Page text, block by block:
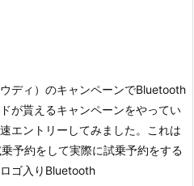
ディ）のキャンペーンでBluetooth
が貰えるキャンペーンをやってい
エントリーしてみました。
これは
予約をして実際に試乗予約をする
ゴ入りBluetooth